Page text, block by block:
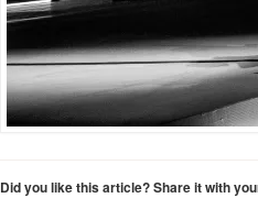
Did you like this article? Share it with